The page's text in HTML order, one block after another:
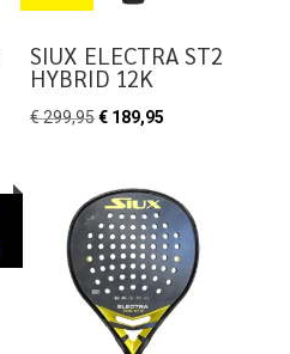
SIUX ELECTRA ST2
HYBRID 12K
€299,95Oorspronkelijke
€ 299,95.
€ 189,95
€ 189,95.